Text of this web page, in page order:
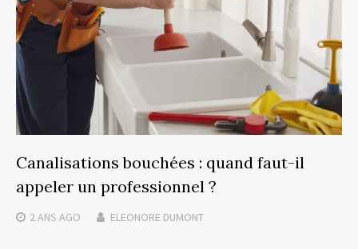
Canalisations bouchées : quand faut-il
appeler un professionnel ?
2 ANS AGO ELEONORE DUMONT